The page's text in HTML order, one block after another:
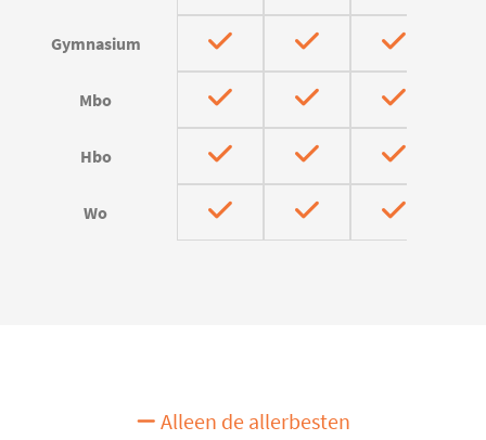
Gymnasium
Mbo
Hbo
Wo
Alleen de allerbesten